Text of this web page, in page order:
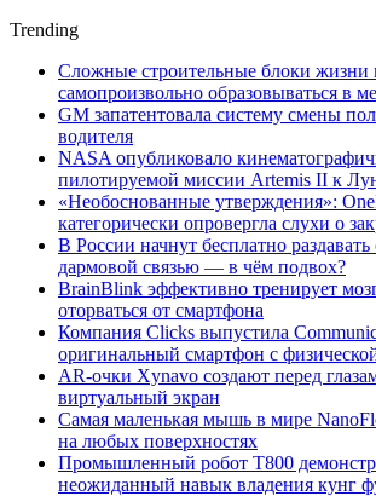
Trending
Сложные строительные блоки жизни
самопроизвольно образовываться в
GM запатентовала систему смены
водителя
NASA опубликовало
пилотируемой миссии Artemis II к
«Необоснованные утверждения»:
категорически опровергла слухи о
В России начнут бесплатно
дармовой связью — в чём подвох?
BrainBlink эффективно тренирует
оторваться от смартфона
Компания Clicks выпустила
оригинальный смартфон с
AR-очки Xynavo создают перед
виртуальный экран
Самая маленькая мышь в мире
на любых поверхностях
Промышленный робот Т800
неожиданный навык владения кунг